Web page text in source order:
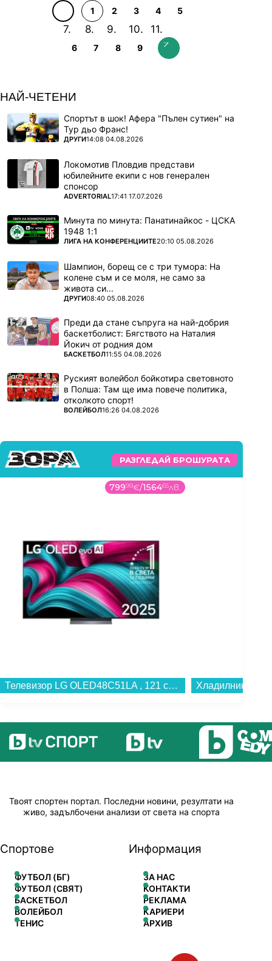
1 2 3 4 5
6 7 8 9
НАЙ-ЧЕТЕНИ
Спортът в шок! Афера "Пълен сутиен" на
Тур дьо Франс!
ПОВЕЧЕ ОТ
ДРУГИ14:08 04.08.2026
Локомотив Пловдив представи
юбилейните екипи с нов генерален
спонсор
ПОВЕЧЕ ОТ
ADVERTORIAL17:41 17.07.2026
Минута по минута: Панатинайкос - ЦСКА
1948 1:1
ПОВЕЧЕ ОТ
ЛИГА НА КОНФЕРЕНЦИИТЕ20:10 05.08.2026
Шампион, борещ се с три тумора: На
колене съм и се моля, не само за
живота си...
ПОВЕЧЕ ОТ
ДРУГИ08:40 05.08.2026
Преди да стане съпруга на най-добрия
баскетболист: Бягството на Наталия
Йокич от родния дом
ПОВЕЧЕ ОТ
БАСКЕТБОЛ11:55 04.08.2026
Руският волейбол бойкотира световното
в Полша: Там ще има повече политика,
отколкото спорт!
ПОВЕЧЕ ОТ
ВОЛЕЙБОЛ16:26 04.08.2026
РАЗГЛЕДАЙ БРОШУРАТА
79999€/156465лв.
Телевизор LG OLED48C51LA , 121 см, 3840x2160 UHD-4K , 48 inch, OLED , Smart TV , Web Os...
Твоят спортен портал. Последни новини, резултати на
живо, задълбочени анализи от света на спорта
Спортове
ФУТБОЛ (БГ)
ФУТБОЛ (СВЯТ)
БАСКЕТБОЛ
ВОЛЕЙБОЛ
ТЕНИС
Информация
ЗА НАС
КОНТАКТИ
РЕКЛАМА
КАРИЕРИ
АРХИВ